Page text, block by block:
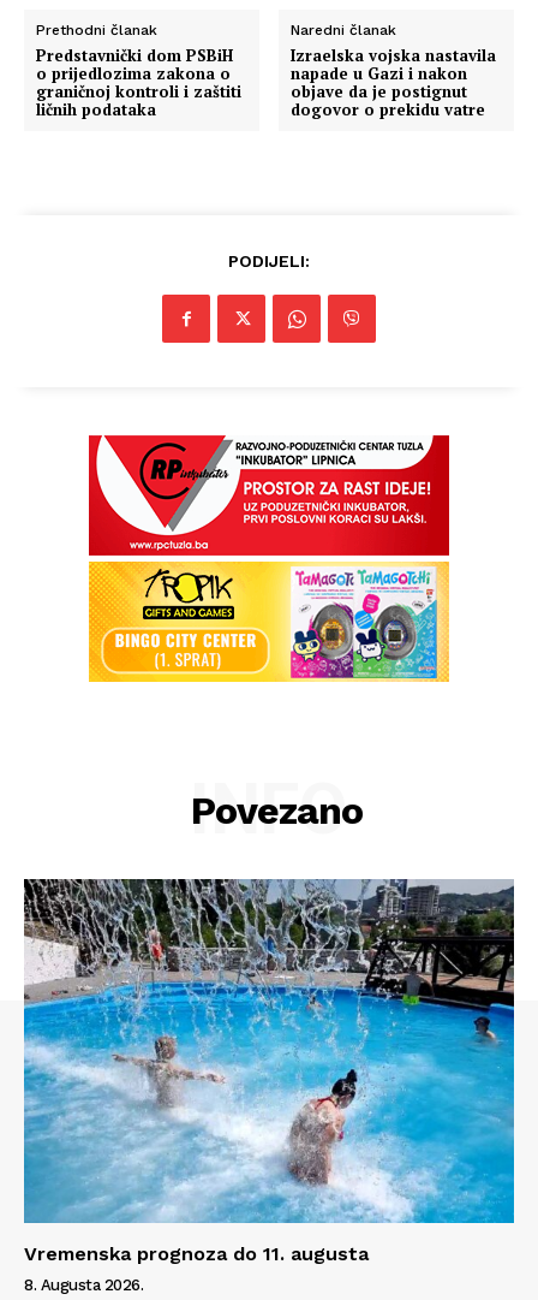
Prethodni članak
Predstavnički dom PSBiH
o prijedlozima zakona o
graničnoj kontroli i zaštiti
ličnih podataka
Naredni članak
Izraelska vojska nastavila
napade u Gazi i nakon
objave da je postignut
dogovor o prekidu vatre
PODIJELI:
Povezano
INFO
Vremenska prognoza do 11. augusta
8. Augusta 2026.